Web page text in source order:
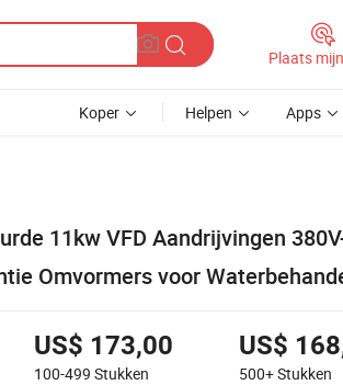
Plaats
Koper Helpen Apps
11kw VFD Aandrijvingen
Omvormers voor
US$ 173,00
100-499 Stukken
US$
500+Stukken